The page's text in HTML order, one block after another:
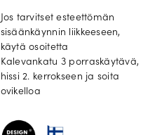
Jos tarvitset esteettömän
sisäänkäynnin liikkeeseen,
käytä osoitetta
Kalevankatu 3 porraskäytävä,
hissi 2. kerrokseen ja soita
ovikelloa